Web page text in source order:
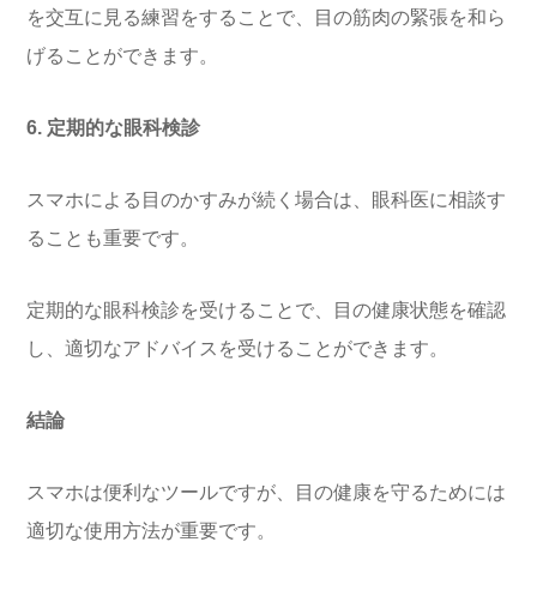
を交互に見る練習をすることで、目の筋肉の緊張を和ら
げることができます。
6. 定期的な眼科検診
スマホによる目のかすみが続く場合は、眼科医に相談す
ることも重要です。
定期的な眼科検診を受けることで、目の健康状態を確認
し、適切なアドバイスを受けることができます。
結論
スマホは便利なツールですが、目の健康を守るためには
適切な使用方法が重要です。